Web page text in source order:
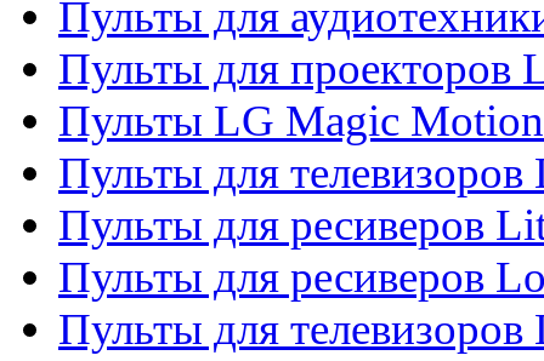
Пульты для
Пульты для проекторов
Пульты LG Magic Motion
Пульты для
Пульты для ресиверов
Пульты для ресиверов
Пульты для телевизоров